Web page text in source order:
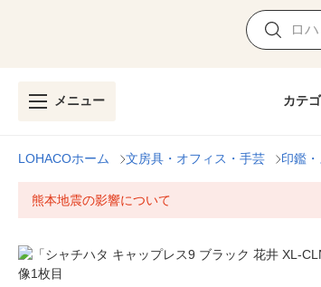
メニュー カテ
LOHACOホーム 文房具・オフィス・手芸 印鑑
熊本地震の影響について